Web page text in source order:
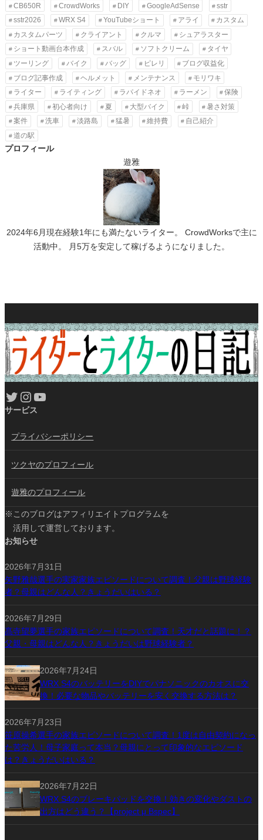
CB650R CrowdWorks DIY GoogleAdSense
sstr
sstr2026
WRX S4 YouTubeショート アライ
カスタム
カスタムパーツ
クライアント クルマ
シュアラスター
ショート動画台本作成
スバル ソフトクリーム
タイヤ
ツーリング
バイク バッグ ピレリ
ブログ収益化
ブログ記事作成
ヘルメット メンテナンス
モリワキ
ライター
ライティング ラパイドネオ ラーメン
保険
兵庫県
初心者向け 夏 大型バイク 峠
暑さ対策
案件
洗車 淡路島 猛暑 維持費
自己紹介
道の駅
プロフィール
遊雅
2024年6月現在経験1年にも満たないライター。 CrowdWorksで主に
活動中。 月5万を安定して稼げるようになりました。
Twitter Instagram YouTube
サービス
プライバシーポリシー
ツクヤのプロフィール
遊雅のプロフィール
※このブログはアフィリエイトプログラムを
活用して運営しております。
お知らせ
2026年7月31日
矢野雅哉選手の実家家族エピソードについて調査！父親は野球経験
者？母親はどんな人？きょうだいはいる？
2026年7月29日
髙寺望夢選手の家族エピソードについて調査！天才だと話題に！？
父親・母親はどんな人？きょうだいは野球経験者？
2026年7月24日
WRX S4のバッテリーをDIYでパナソニックのカオスに交
換！必要な物品やバッテリーを安く交換する方法は？
2026年7月23日
笹原操希選手の家族エピソードについて調査！1度は自由契約になっ
た苦労人！母子家庭って本当？母親にとって印象的なエピソード
は？きょうだいはいる？
2026年7月22日
WRX S4のブレーキパッドを交換！効きの変化やダストの
出方はどう違う？【project μ Bspec】